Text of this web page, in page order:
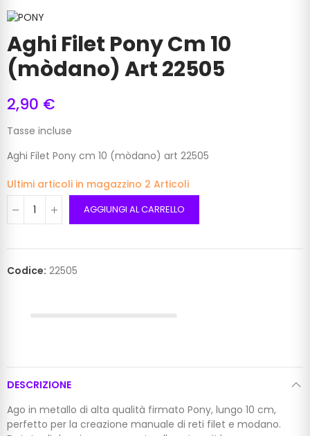
Aghi Filet Pony Cm 10
(mòdano) Art 22505
2,90 €
Tasse incluse
Aghi Filet Pony cm 10 (mòdano) art 22505
Ultimi articoli in magazzino 2 Articoli
AGGIUNGI AL CARRELLO
Codice: 22505
DESCRIZIONE
Ago in metallo di alta qualità firmato Pony, lungo 10 cm,
perfetto per la creazione manuale di reti filet e modano.